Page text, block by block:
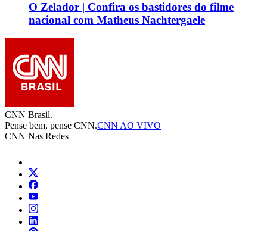
O Zelador | Confira os bastidores do filme
nacional com Matheus Nachtergaele
CNN Brasil.
Pense bem, pense CNN.CNN AO VIVO
CNN Nas Redes